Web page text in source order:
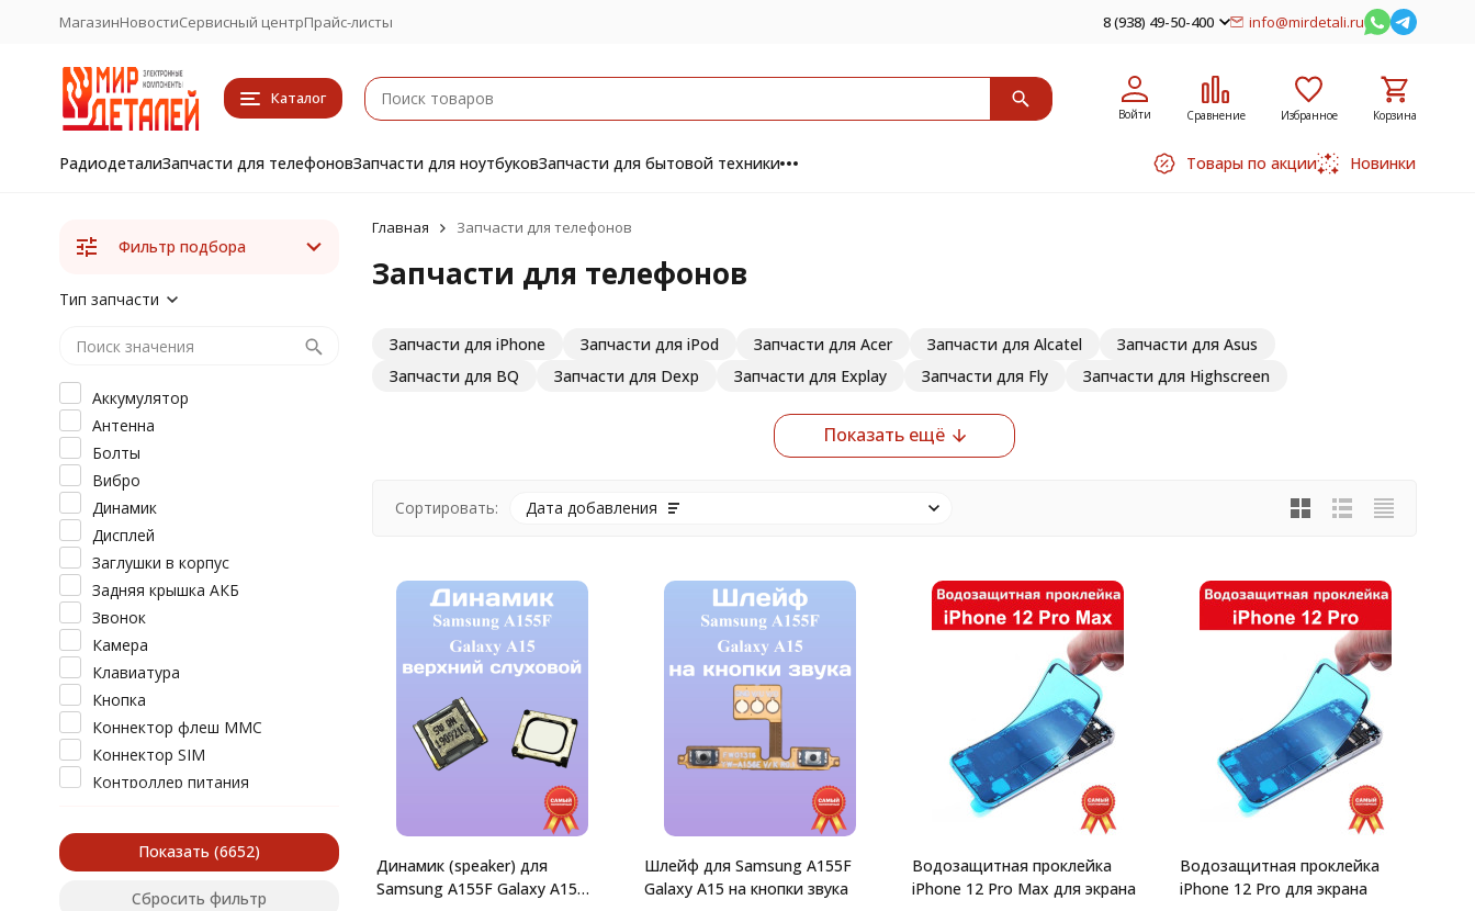
МагазинНовостиСервисный центрПрайс-листы 8 (938) 49-50-400 info@mirdetali.ru
Каталог
Войти Сравнение Избранное Корзина
РадиодеталиЗапчасти для телефоновЗапчасти для ноутбуковЗапчасти для бытовой техники Товары по акции Новинки
Главная Запчасти для телефонов
Запчасти для телефонов
Запчасти для iPhone Запчасти для iPod Запчасти для Acer Запчасти для Alcatel
Запчасти для Asus
Запчасти для BQ
Запчасти для Dexp Запчасти для Explay Запчасти для Fly Запчасти для Highscreen
Показать ещё
Сортировать: Дата добавления
Динамик (speaker) для
Samsung A155F Galaxy A15
Шлейф для Samsung A155F
Galaxy A15 на кнопки звука
Водозащитная проклейка
iPhone 12 Pro Max для экрана
Водозащитная проклейка
iPhone 12 Pro для экрана
Фильтр подбора
Тип запчасти
Аккумулятор
Антенна
Болты
Вибро
Динамик
Дисплей
Заглушки в корпус
Задняя крышка АКБ
Звонок
Камера
Клавиатура
Кнопка
Коннектор флеш MMC
Коннектор SIM
Контроллер питания
Корпус
Микросхема
Микрофон
Показать
Сбросить фильтр